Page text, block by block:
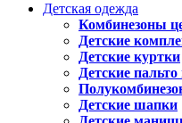
Детская одежда
Комбинезоны
Детские
Детские куртки
Детские
Детские шапки